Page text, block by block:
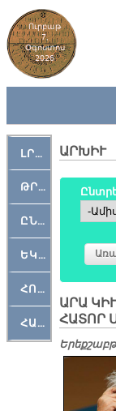
Ուրբաթ
7,
Օգոստոս
2026
ԼՐԱՀՈՍ
ԹՐՔԱՀԱՅ ԿԵԱՆՔ
ԸՆԿԵՐԱՄՇԱԿՈՒԹԱՅԻՆ
ԵԿԵՂԵՑԱԿԱՆ
ՀՈԳԵՄՏԱՒՈՐ
ՀԱՐԹԱԿ
ԱՐԽԻՒ
Ամիս
ԱՐԱ
ՀԱՏՈՐ